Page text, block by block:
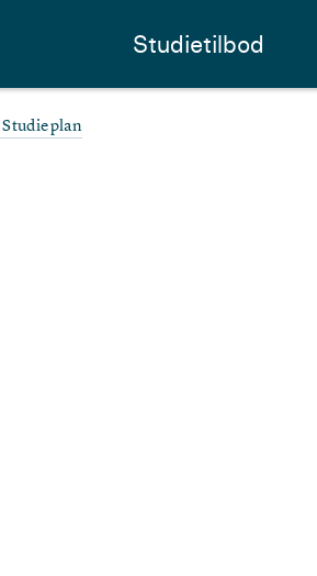
Studietilbod
Studieplan